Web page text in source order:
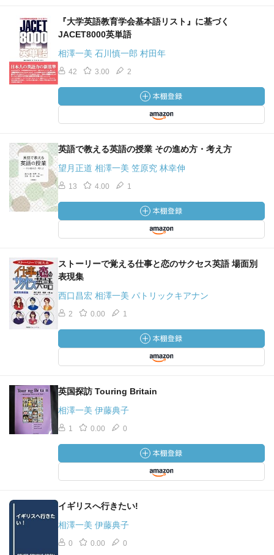
『大学英語教育学会基本語リスト』に基づく
JACET8000英単語
相澤一美 石川慎一郎 村田年
42 3.00 2
英語で教える英語の授業 その進め方・考え方
望月正道 相澤一美 笠原究 林幸伸
13 4.00 1
ストーリーで覚える仕事と恋のサクセス英語 場面別
表現集
西口昌宏 相澤一美 パトリックキアナン
2 0.00 1
英国探訪 Touring Britain
相澤一美 伊藤典子
1 0.00 0
イギリスへ行きたい!
相澤一美 伊藤典子
0 0.00 0